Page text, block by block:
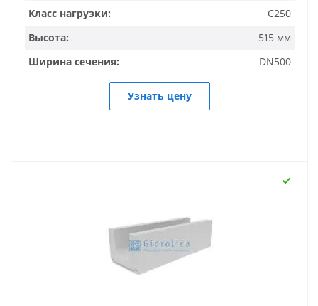
Класс нагрузки:
C250
Высота:
515 мм
Ширина сечения:
DN500
Узнать цену